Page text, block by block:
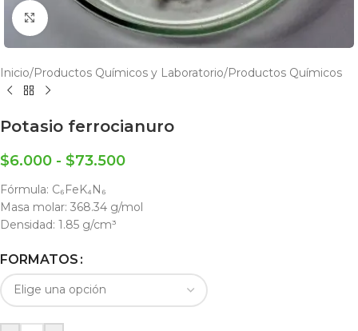
Click to enlarge
Inicio/Productos Químicos y Laboratorio/Productos Químicos
Potasio ferrocianuro
$6.000 - $73.500
Fórmula: C₆FeK₄N₆
Masa molar: 368.34 g/mol
Densidad: 1.85 g/cm³
FORMATOS